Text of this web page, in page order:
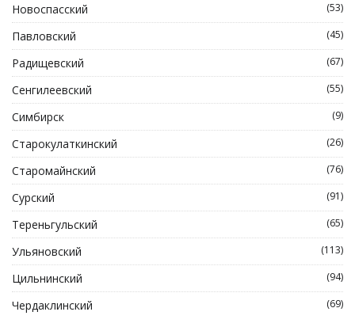
Новоспасский (53)
Павловский (45)
Радищевский (67)
Сенгилеевский (55)
Симбирск (9)
Старокулаткинский (26)
Старомайнский (76)
Сурский (91)
Тереньгульский (65)
Ульяновский (113)
Цильнинский (94)
Чердаклинский (69)